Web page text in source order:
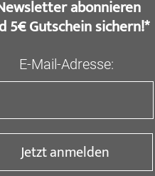
abonnieren
5€ Gutschein sichern!*
E-Mail-Adresse:
Jetzt anmelden